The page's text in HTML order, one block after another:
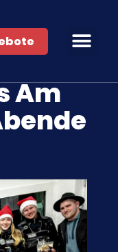
Am